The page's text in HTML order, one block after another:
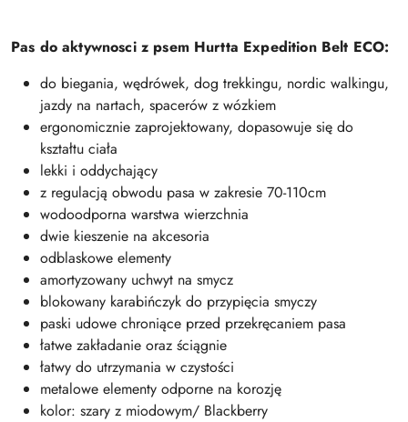
Pas do aktywnosci z psem Hurtta Expedition Belt ECO:
do biegania, wędrówek, dog trekkingu, nordic walkingu,
jazdy na nartach, spacerów z wózkiem
ergonomicznie zaprojektowany, dopasowuje się do
kształtu ciała
lekki i oddychający
z regulacją obwodu pasa w zakresie 70-110cm
wodoodporna warstwa wierzchnia
dwie kieszenie na akcesoria
odblaskowe elementy
amortyzowany uchwyt na smycz
blokowany karabińczyk do przypięcia smyczy
paski udowe chroniące przed przekręcaniem pasa
łatwe zakładanie oraz ściągnie
łatwy do utrzymania w czystości
metalowe elementy odporne na korozję
kolor: szary z miodowym/ Blackberry